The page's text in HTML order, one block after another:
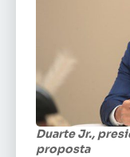
Duarte Jr.,
proposta